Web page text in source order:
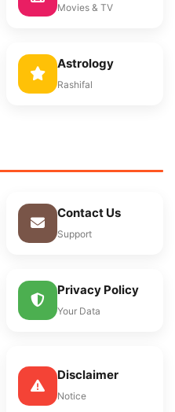
Movies & TV
Astrology
Rashifal
Contact Us
Support
Privacy Policy
Your Data
Disclaimer
Notice